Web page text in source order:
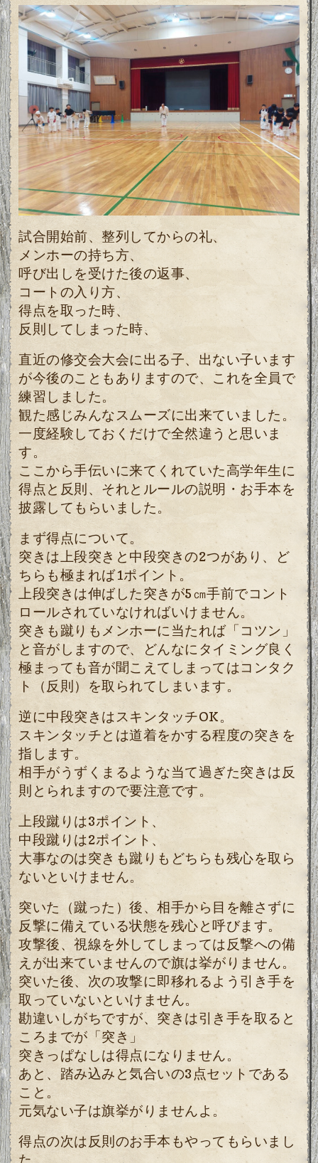
試合開始前、整列してからの礼、
メンホーの持ち方、
呼び出しを受けた後の返事、
コートの入り方、
得点を取った時、
反則してしまった時、
直近の修交会大会に出る子、出ない子います
が今後のこともありますので、これを全員で
練習しました。
観た感じみんなスムーズに出来ていました。
一度経験しておくだけで全然違うと思いま
す。
ここから手伝いに来てくれていた高学年生に
得点と反則、それとルールの説明・お手本を
披露してもらいました。
まず得点について。
突きは上段突きと中段突きの2つがあり、ど
ちらも極まれば1ポイント。
上段突きは伸ばした突きが5㎝手前でコント
ロールされていなければいけません。
突きも蹴りもメンホーに当たれば「コツン」
と音がしますので、どんなにタイミング良く
極まっても音が聞こえてしまってはコンタク
ト（反則）を取られてしまいます。
逆に中段突きはスキンタッチOK。
スキンタッチとは道着をかする程度の突きを
指します。
相手がうずくまるような当て過ぎた突きは反
則とられますので要注意です。
上段蹴りは3ポイント、
中段蹴りは2ポイント、
大事なのは突きも蹴りもどちらも残心を取ら
ないといけません。
突いた（蹴った）後、相手から目を離さずに
反撃に備えている状態を残心と呼びます。
攻撃後、視線を外してしまっては反撃への備
えが出来ていませんので旗は挙がりません。
突いた後、次の攻撃に即移れるよう引き手を
取っていないといけません。
勘違いしがちですが、突きは引き手を取ると
ころまでが「突き」
突きっぱなしは得点になりません。
あと、踏み込みと気合いの3点セットである
こと。
元気ない子は旗挙がりませんよ。
得点の次は反則のお手本もやってもらいまし
た。